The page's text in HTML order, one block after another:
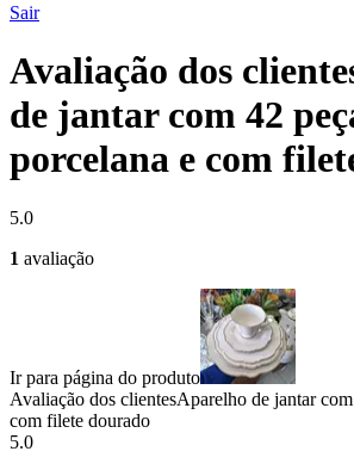
Sair
Avaliação dos
de jantar com 42
porcelana e com
5.0
1 avaliação
Ir para página do produto
Avaliação dos clientesAparelho de jantar
com filete dourado
5.0